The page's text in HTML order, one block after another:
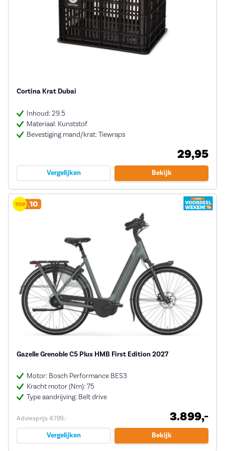
Cortina Krat Dubai
Inhoud: 29.5
Materiaal: Kunststof
Bevestiging mand/krat: Tiewraps
29,95
Vergelijken Bekijk
Gazelle Grenoble C5 Plus HMB First Edition 2027
Motor: Bosch Performance BES3
Kracht motor (Nm): 75
Type aandrijving: Belt drive
Adviesprijs 4.199,- 3.899,-
Vergelijken Bekijk